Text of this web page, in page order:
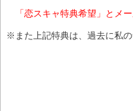
「恋スキャ特典希望」とメ
※また上記特典は、過去に私